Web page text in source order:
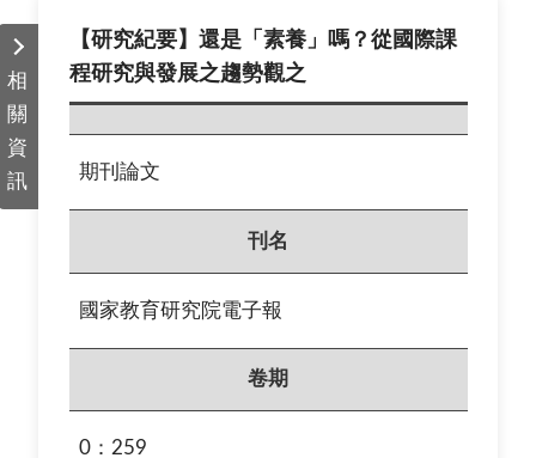
相
關
資
訊
【研究紀要】還是「素養」嗎？從國際課
程研究與發展之趨勢觀之
期刊論文
刊名
國家教育研究院電子報
卷期
0：259